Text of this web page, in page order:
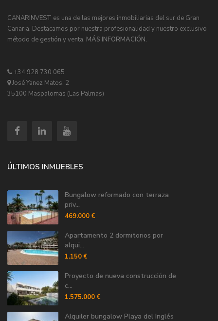
CANARINVEST es una de las mejores inmobiliarias del sur de Gran
Canaria. Destacamos por nuestra profesionalidad y nuestro exclusivo
método de gestión y venta. MÁS INFORMACIÓN.
+34 928 730 065
José Yanez Matos, 2
35100 Maspalomas (Las Palmas)
ÚLTIMOS INMUEBLES
Bungalow reformado con terraza
priv...
469.000 €
Apartamento 2 dormitorios por
alqui...
1.150 €
Proyecto de nueva construcción de
c...
1.575.000 €
Alquiler bungalow Playa del Inglés